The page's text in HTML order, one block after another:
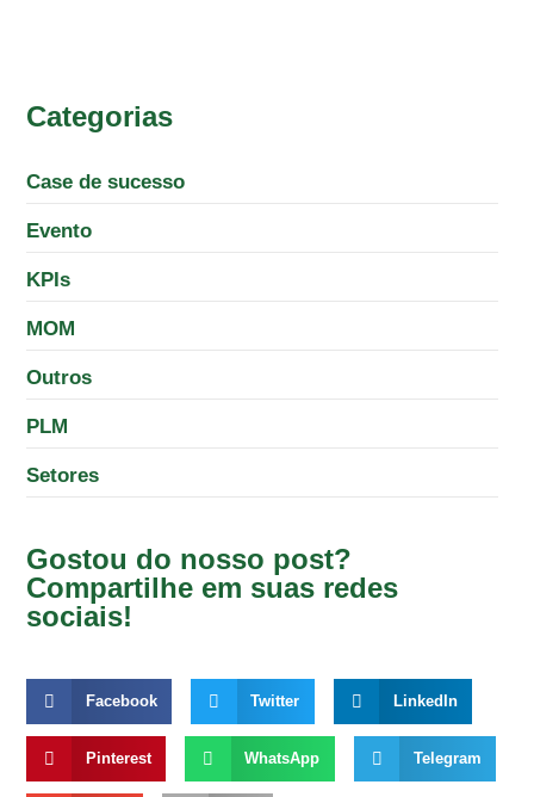
Categorias
Case de sucesso
Evento
KPIs
MOM
Outros
PLM
Setores
Gostou do nosso post?
Compartilhe em suas redes
sociais!
Facebook Twitter LinkedIn
Pinterest WhatsApp Telegram